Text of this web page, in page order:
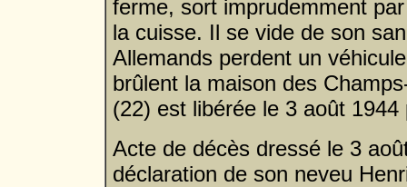
ferme, sort imprudemment
la cuisse. Il se vide de son
Allemands perdent un
brûlent la maison des
(22) est libérée le 3 août
Acte de décès dressé le 3
déclaration de son neveu